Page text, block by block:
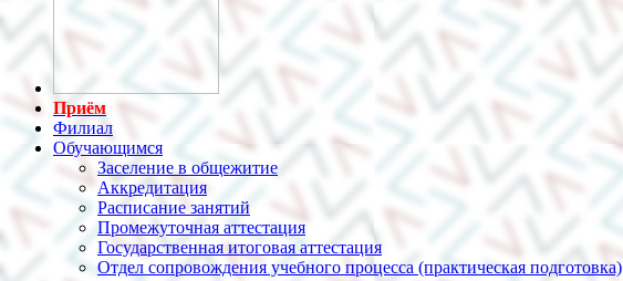
Приём
Филиал
Обучающимся
Заселение в общежитие
Аккредитация
Расписание занятий
Промежуточная аттестация
Государственная итоговая аттестация
Отдел сопровождения учебного процесса (практическая подготовка)